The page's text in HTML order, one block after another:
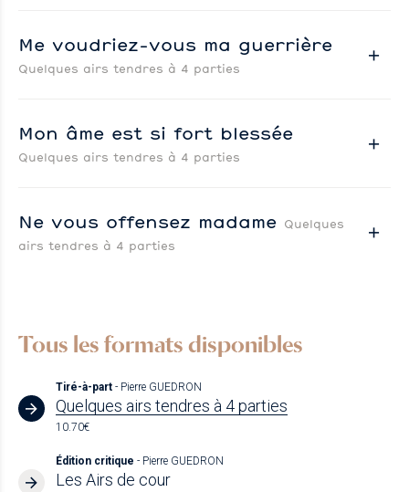
Me voudriez-vous ma guerrière
Quelques airs tendres à 4 parties
Mon âme est si fort blessée
Quelques airs tendres à 4 parties
Ne vous offensez madame Quelques
airs tendres à 4 parties
Tous les formats disponibles
Tiré-à-part - Pierre GUEDRON
Quelques airs tendres à 4 parties
10.70€
Édition critique - Pierre GUEDRON
Les Airs de cour